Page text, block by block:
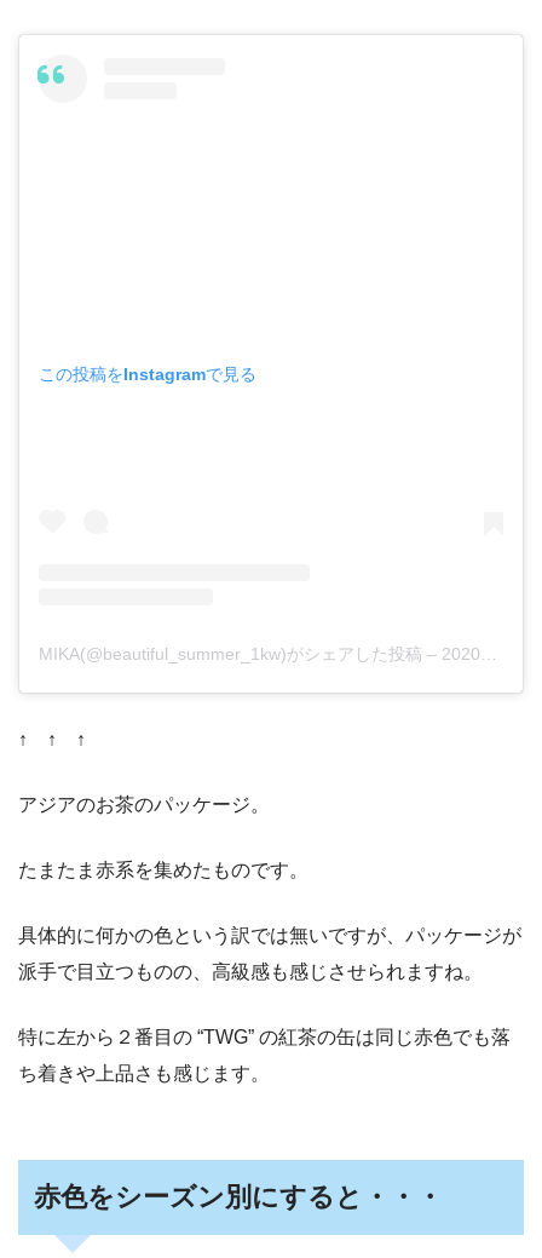
この投稿をInstagramで見る
MIKA(@beautiful_summer_1kw)がシェアした投稿 – 2020年 2月月9日午後8時14分PST
↑ ↑ ↑
アジアのお茶のパッケージ。
たまたま赤系を集めたものです。
具体的に何かの色という訳では無いですが、パッケージが
派手で目立つものの、高級感も感じさせられますね。
特に左から２番目の “TWG” の紅茶の缶は同じ赤色でも落
ち着きや上品さも感じます。
赤色をシーズン別にすると・・・